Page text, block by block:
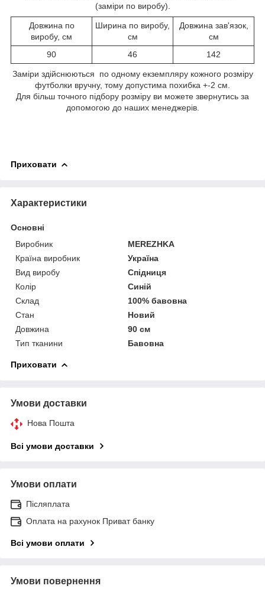
(заміри по виробу).
Довжина по
виробу, см
Ширина по виробу,
см
Довжина зав'язок,
см
90
46 142
Заміри здійснюються по одному екземпляру кожного розміру
футболки вручну, тому допустима похибка +-2 см.
Для більш точного підбору розміру ви можете звернутись за
допомогою до наших менеджерів.
Приховати
Характеристики
Основні
Виробник
MEREZHKA
Країна виробник
Україна
Вид виробу
Спідниця
Колір
Синій
Склад
100% бавовна
Стан
Новий
Довжина
90 см
Тип тканини
Бавовна
Приховати
Умови доставки
Нова Пошта
Всі умови доставки
Умови оплати
Післяплата
Оплата на рахунок Приват банку
Всі умови оплати
Умови повернення